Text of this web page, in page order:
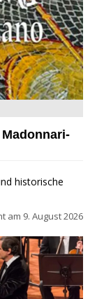
historische
am 9. August 2026